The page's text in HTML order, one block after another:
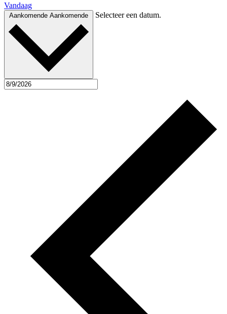
Vandaag
Aankomende Aankomende Selecteer een datum.